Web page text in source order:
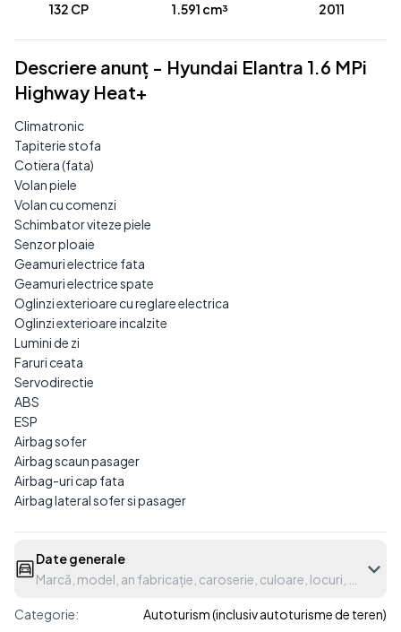
132 CP
1.591 cm³
2011
Descriere anunț - Hyundai Elantra 1.6 MPi
Highway Heat+
Climatronic
Tapiterie stofa
Cotiera (fata)
Volan piele
Volan cu comenzi
Schimbator viteze piele
Senzor ploaie
Geamuri electrice fata
Geamuri electrice spate
Oglinzi exterioare cu reglare electrica
Oglinzi exterioare incalzite
Lumini de zi
Faruri ceata
Servodirectie
ABS
ESP
Airbag sofer
Airbag scaun pasager
Airbag-uri cap fata
Airbag lateral sofer si pasager
Date generale
Marcă, model, an fabricație, caroserie, culoare, locuri, etc.
Categorie: Autoturism (inclusiv autoturisme de teren)